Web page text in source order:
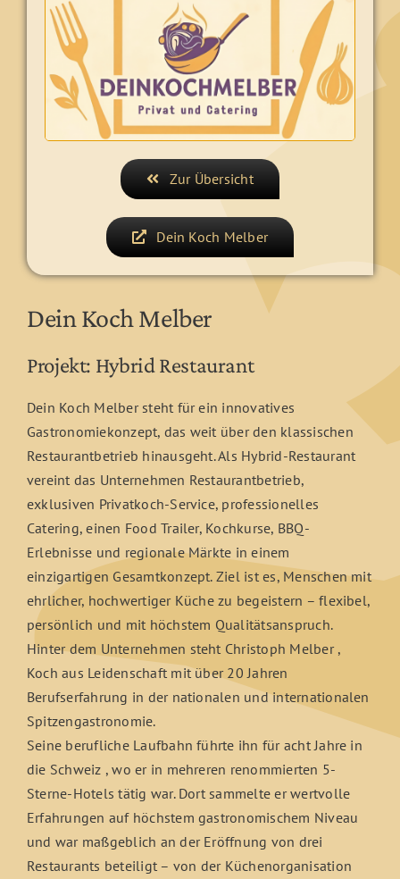
Zur Übersicht
Dein Koch Melber
Dein Koch Melber
Projekt: Hybrid Restaurant
Dein Koch Melber steht für ein innovatives
Gastronomiekonzept, das weit über den klassischen
Restaurantbetrieb hinausgeht. Als Hybrid-Restaurant
vereint das Unternehmen Restaurantbetrieb,
exklusiven Privatkoch-Service, professionelles
Catering, einen Food Trailer, Kochkurse, BBQ-
Erlebnisse und regionale Märkte in einem
einzigartigen Gesamtkonzept. Ziel ist es, Menschen mit
ehrlicher, hochwertiger Küche zu begeistern – flexibel,
persönlich und mit höchstem Qualitätsanspruch.
Hinter dem Unternehmen steht Christoph Melber ,
Koch aus Leidenschaft mit über 20 Jahren
Berufserfahrung in der nationalen und internationalen
Spitzengastronomie.
Seine berufliche Laufbahn führte ihn für acht Jahre in
die Schweiz , wo er in mehreren renommierten 5-
Sterne-Hotels tätig war. Dort sammelte er wertvolle
Erfahrungen auf höchstem gastronomischem Niveau
und war maßgeblich an der Eröffnung von drei
Restaurants beteiligt – von der Küchenorganisation